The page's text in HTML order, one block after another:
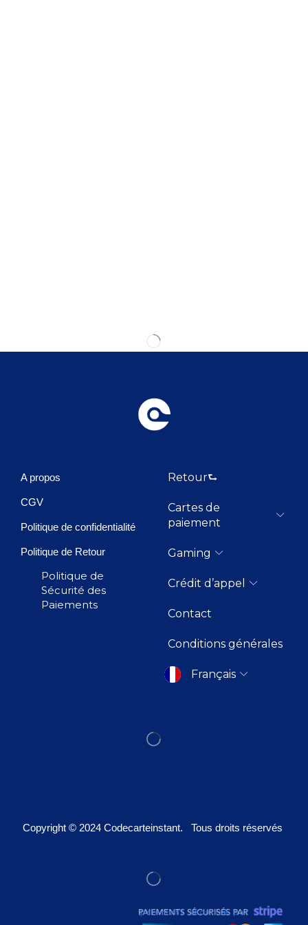
A propos
CGV
Politique de confidentialité
Politique de Retour
Politique de
Sécurité des
Paiements
Retour⮑
Cartes de
paiement
Gaming
Crédit d’appel
Contact
Conditions générales
Français
Copyright © 2024 Codecarteinstant. Tous droits réservés